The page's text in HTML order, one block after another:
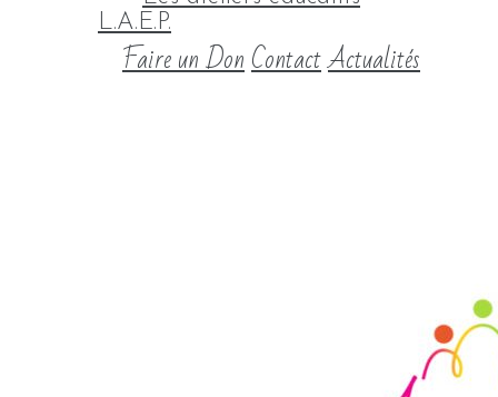
L.A.E.P.
Faire un DonContactActualités